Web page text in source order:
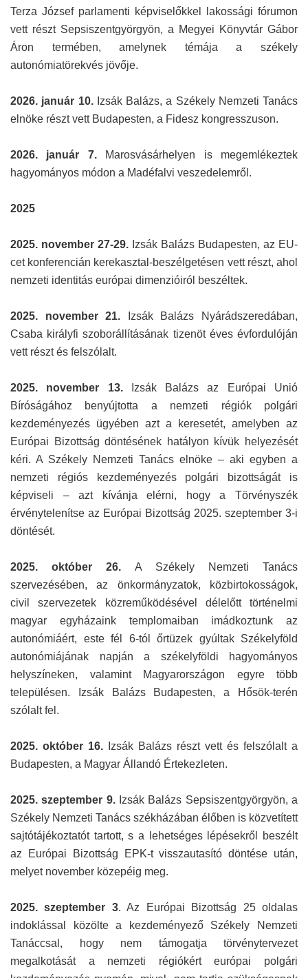
Terza József parlamenti képviselőkkel lakossági fórumon
vett részt Sepsiszentgyörgyön, a Megyei Könyvtár Gábor
Áron termében, amelynek témája a székely
autonómiatörekvés jövője.
2026. január 10. Izsák Balázs, a Székely Nemzeti Tanács
elnöke részt vett Budapesten, a Fidesz kongresszuson.
2026. január 7.
Marosvásárhelyen is megemlékeztek
hagyományos módon a Madéfalvi veszedelemről.
2025
2025. november 27-29. Izsák Balázs Budapesten, az EU-
cet konferencián kerekasztal-beszélgetésen vett részt, ahol
nemzeti identitás európai dimenzióiról beszéltek.
2025. november 21.
Izsák Balázs Nyárádszeredában,
Csaba királyfi szoborállításának tizenöt éves évfordulóján
vett részt és felszólalt.
2025. november 13.
Izsák Balázs az Európai Unió
Bíróságához benyújtotta a nemzeti régiók polgári
kezdeményezés ügyében azt a keresetét, amelyben az
Európai Bizottság döntésének hatályon kívük helyezését
kéri. A Székely Nemzeti Tanács elnöke – aki egyben a
nemzeti régiós kezdeményezés polgári bizottságát is
képviseli – azt kívánja elérni, hogy a Törvényszék
érvénytelenítse az Európai Bizottság 2025. szeptember 3-i
döntését.
2025. október 26. A Székely Nemzeti Tanács
szervezésében, az önkormányzatok, közbirtokosságok,
civil szervezetek közreműködésével délelőtt történelmi
magyar egyházaink templomaiban imádkoztunk az
autonómiáért, este fél 6-tól őrtüzek gyúltak Székelyföld
autonómiájának napján a székelyföldi hagyományos
helyszíneken, valamint Magyarországon egyre több
településen. Izsák Balázs Budapesten, a Hősök-terén
szólalt fel.
2025. október 16. Izsák Balázs részt vett és felszólalt a
Budapesten, a Magyar Állandó Értekezleten.
2025. szeptember 9.Izsák Balázs Sepsiszentgyörgyön, a
Székely Nemzeti Tanács székházában élőben is közvetített
sajtótájékoztatót tartott, s a lehetséges lépésekről beszélt
az Európai Bizottság EPK-t visszautasító döntése után,
melyet november közepéig meg.
2025. szeptember 3. Az Európai Bizottság 25 oldalas
indoklással közölte a kezdeményező Székely Nemzeti
Tanáccsal, hogy nem támogatja törvénytervezet
megalkotását a nemzeti régiókért európai polgári